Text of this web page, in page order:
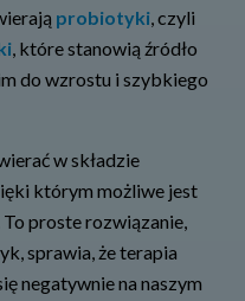
probiotyki, czyli
, które stanowią źródło
do wzrostu i szybkiego
w składzie
którym możliwe jest
proste rozwiązanie,
sprawia, że terapia
negatywnie na naszym